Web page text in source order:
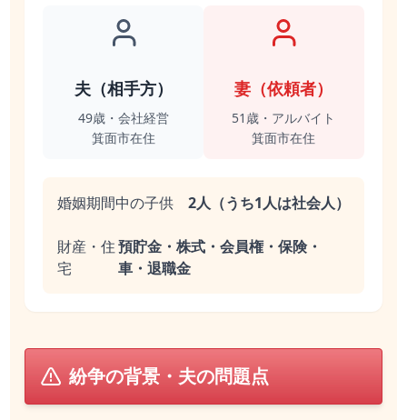
夫（相手方）
49歳・会社経営
箕面市在住
妻（依頼者）
51歳・アルバイト
箕面市在住
婚姻期間中の子供 2人（うち1人は社会人）
財産・住
宅
預貯金・株式・会員権・保険・
車・退職金
紛争の背景・夫の問題点